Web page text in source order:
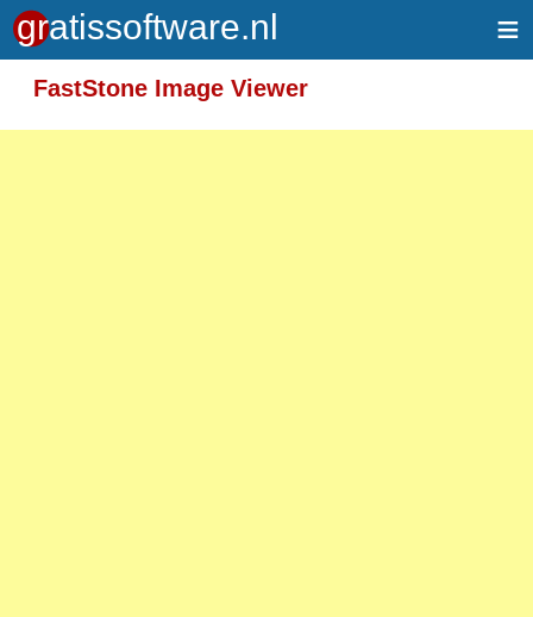
≡
FastStone Image Viewer